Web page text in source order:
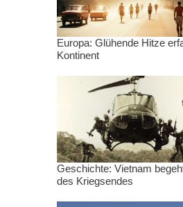
Europa: Glühende Hitze
Kontinent
Geschichte: Vietnam
des Kriegsendes